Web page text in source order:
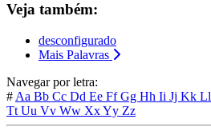
Veja também:
desconfigurado
Mais Palavras
Navegar por letra:
# Aa Bb Cc Dd Ee FfGg Hh Ii Jj Kk Ll
Tt Uu Vv Ww XxYy Zz